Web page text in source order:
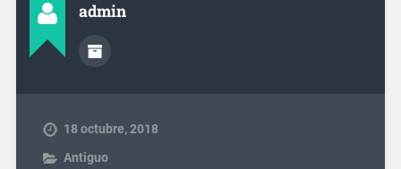
admin
18 octubre, 2018
Antiguo